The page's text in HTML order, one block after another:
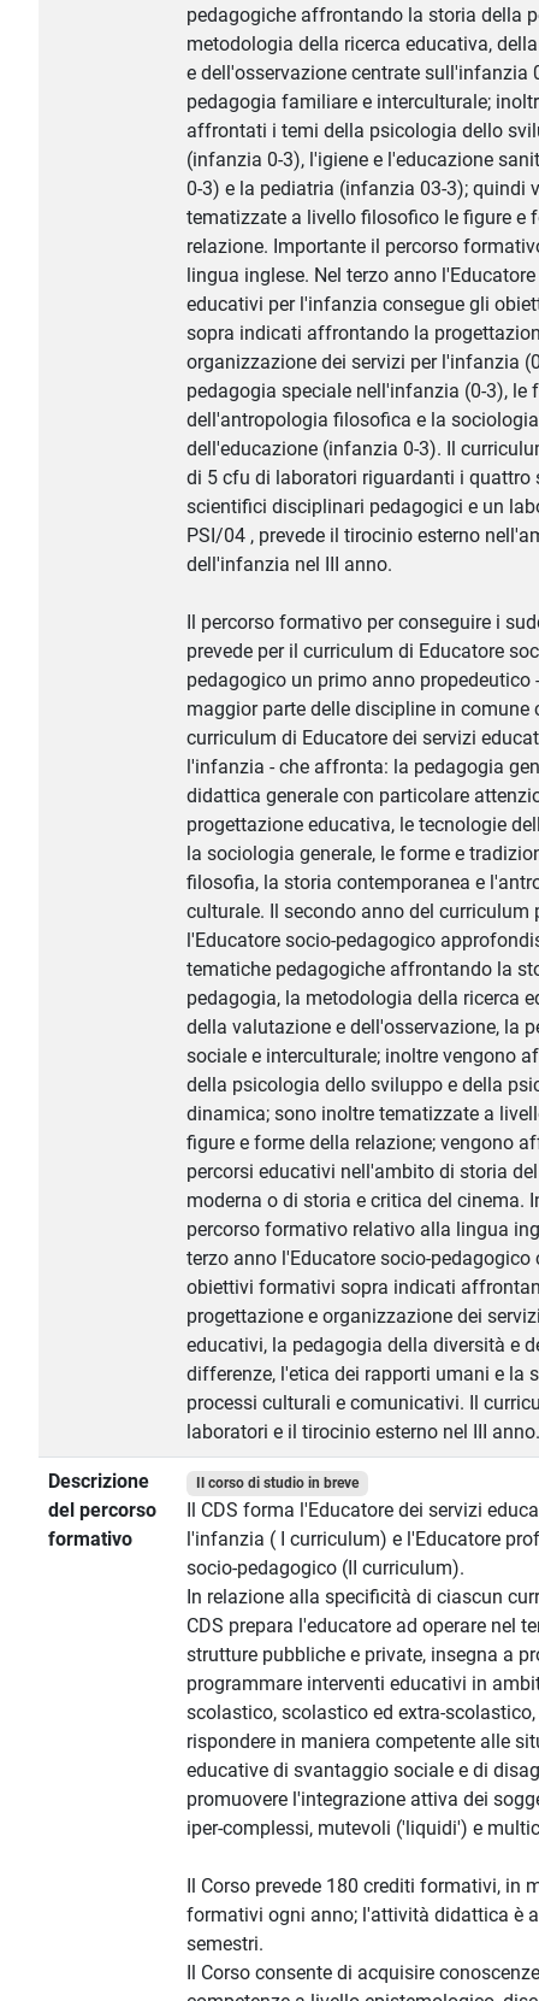
pedagogiche affrontando la storia della
metodologia della ricerca educativa,
e dell'osservazione centrate sull'infanzia
pedagogia familiare e interculturale;
affrontati i temi della psicologia dello
(infanzia 0-3), l'igiene e l'educazione
0-3) e la pediatria (infanzia 03-3); quindi
tematizzate a livello filosofico le figure e
relazione. Importante il percorso
lingua inglese. Nel terzo anno
educativi per l'infanzia consegue gli
sopra indicati affrontando la
organizzazione dei servizi per l'infanzia
pedagogia speciale nell'infanzia (0-3), le
dell'antropologia filosofica e la sociologia
dell'educazione (infanzia 0-3). Il
di 5 cfu di laboratori riguardanti i quattro
scientifici disciplinari pedagogici e un
PSI/04 , prevede il tirocinio esterno
dell'infanzia nel III anno.
Il percorso formativo per conseguire i
prevede per il curriculum di Educatore
pedagogico un primo anno propedeutico
maggior parte delle discipline in comune
curriculum di Educatore dei servizi
l'infanzia - che affronta: la pedagogia
didattica generale con particolare
progettazione educativa, le tecnologie
la sociologia generale, le forme e
filosofia, la storia contemporanea e
culturale. Il secondo anno del curriculum
l'Educatore socio-pedagogico
tematiche pedagogiche affrontando la
pedagogia, la metodologia della ricerca
della valutazione e dell'osservazione, la
sociale e interculturale; inoltre vengono
della psicologia dello sviluppo e della
dinamica; sono inoltre tematizzate a
figure e forme della relazione; vengono
percorsi educativi nell'ambito di storia
moderna o di storia e critica del cinema.
percorso formativo relativo alla lingua
terzo anno l'Educatore socio-pedagogico
obiettivi formativi sopra indicati
progettazione e organizzazione dei
educativi, la pedagogia della diversità e
differenze, l'etica dei rapporti umani e la
processi culturali e comunicativi. Il
laboratori e il tirocinio esterno nel III anno.
Descrizione
del percorso
formativo
Il corso di studio in breve
Il CDS forma l'Educatore dei servizi
l'infanzia ( I curriculum) e l'Educatore
socio-pedagogico (II curriculum).
In relazione alla specificità di ciascun
CDS prepara l'educatore ad operare nel
strutture pubbliche e private, insegna a
programmare interventi educativi in
scolastico, scolastico ed extra-scolastico,
rispondere in maniera competente alle
educative di svantaggio sociale e di
promuovere l'integrazione attiva dei
iper-complessi, mutevoli ('liquidi') e
Il Corso prevede 180 crediti formativi, in
formativi ogni anno; l'attività didattica è
semestri.
Il Corso consente di acquisire